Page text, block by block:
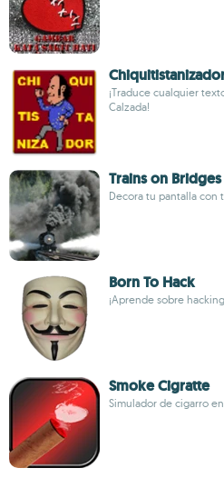
¡Traduce cualquier
Calzada!
Trains on
Decora tu pantalla con
Born To Hack
¡Aprende sobre
Smoke Cigratte
Simulador de cigarro